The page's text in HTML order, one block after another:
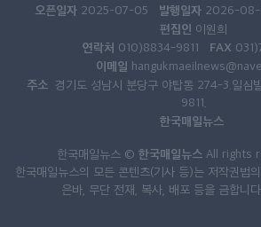
오픈일자 2025-07-05 발행일자 2026-
편집인 이원희
연락처 010)8834-9811 FAX
이메일
주소 경기도 성남시 분당구 야탑동 274-3.일
9811.
한국매일뉴스
한국매일뉴스 © 한국매일뉴스All rights
한국매일뉴스의 모든 콘텐츠(기사 등)는 저작권법
은바, 무단 전재, 복사, 배포 등을 금합니다.